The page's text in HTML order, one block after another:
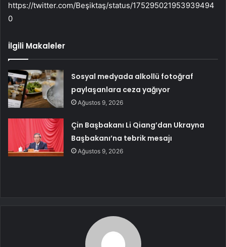
https://twitter.com/Beşiktaş/status/175295021953939494
0
İlgili Makaleler
Sosyal medyada alkollü fotoğraf
paylaşanlara ceza yağıyor
Ağustos 9, 2026
Çin Başbakanı Li Qiang’dan Ukrayna
Başbakanı’na tebrik mesajı
Ağustos 9, 2026